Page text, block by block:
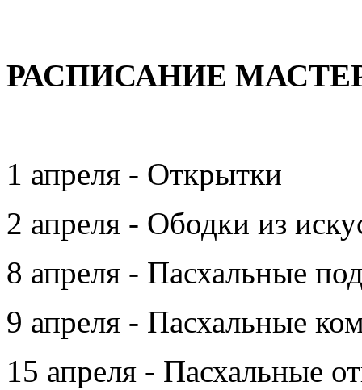
РАСПИСАНИЕ
1 апреля - Открытки
2 апреля - Ободки из
8 апреля - Пасхальные
9 апреля - Пасхальные
15 апреля - Пасхальные